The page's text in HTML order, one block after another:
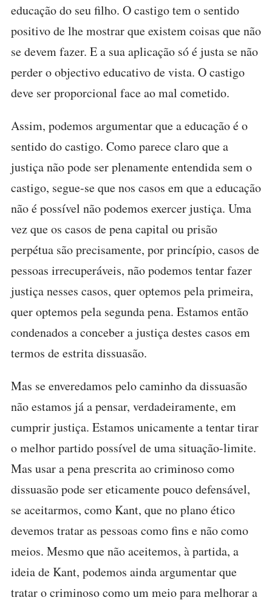
educação do seu filho. O castigo tem o sentido
positivo de lhe mostrar que existem coisas que não
se devem fazer. E a sua aplicação só é justa se não
perder o objectivo educativo de vista. O castigo
deve ser proporcional face ao mal cometido.
Assim, podemos argumentar que a educação é o
sentido do castigo. Como parece claro que a
justiça não pode ser plenamente entendida sem o
castigo, segue-se que nos casos em que a educação
não é possível não podemos exercer justiça. Uma
vez que os casos de pena capital ou prisão
perpétua são precisamente, por princípio, casos de
pessoas irrecuperáveis, não podemos tentar fazer
justiça nesses casos, quer optemos pela primeira,
quer optemos pela segunda pena. Estamos então
condenados a conceber a justiça destes casos em
termos de estrita dissuasão.
Mas se enveredamos pelo caminho da dissuasão
não estamos já a pensar, verdadeiramente, em
cumprir justiça. Estamos unicamente a tentar tirar
o melhor partido possível de uma situação-limite.
Mas usar a pena prescrita ao criminoso como
dissuasão pode ser eticamente pouco defensável,
se aceitarmos, como Kant, que no plano ético
devemos tratar as pessoas como fins e não como
meios. Mesmo que não aceitemos, à partida, a
ideia de Kant, podemos ainda argumentar que
tratar o criminoso como um meio para melhorar a